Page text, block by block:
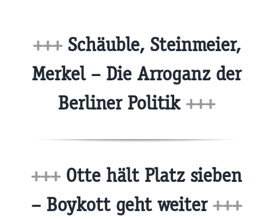
+++Schäuble, Steinmeier,
Merkel – Die Arroganz der
Berliner Politik +++
+++Otte hält Platz sieben
– Boykott geht weiter+++